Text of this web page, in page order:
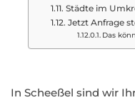
Städte im
Jetzt Anfrage
Das
In Scheeßel sind wir